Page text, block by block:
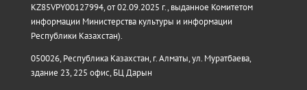
KZ85VPY00127994, от 02.09.2025 г., выданное Комитетом
информации Министерства культуры и информации
Республики Казахстан).
050026, Республика Казахстан, г. Алматы, ул. Муратбаева,
здание 23, 225 офис, БЦ Дарын